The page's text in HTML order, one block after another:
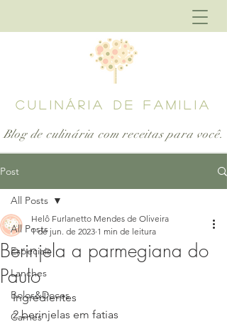
CULINÁRIA DE FAMILIA
Blog de culinária com receitas para você.
Post
All Posts
Especiais
Lanches
Bolos&Doces
Carnes
All Posts
Berinjela a parmegiana do
Paulo
Helô Furlanetto Mendes de Oliveira
1 de jun. de 2023 1 min de leitura
Ingredientes
2 berinjelas em fatias